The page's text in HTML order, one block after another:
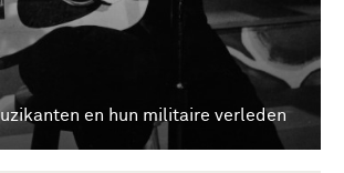
en hun militaire verleden